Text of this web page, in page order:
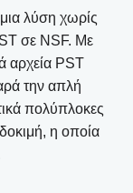
λύση χωρίς
σε NSF. Με
αρχεία PST
την απλή
πολύπλοκες
η οποία